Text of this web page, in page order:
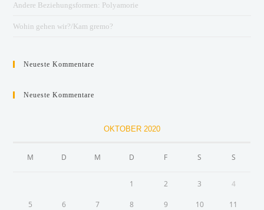
Andere Beziehungsformen: Polyamorie
Wohin gehen wir?/Kam gremo?
Neueste Kommentare
Neueste Kommentare
OKTOBER 2020
M D M D F S S
1 2 3 4
5 6 7 8 9 10 11